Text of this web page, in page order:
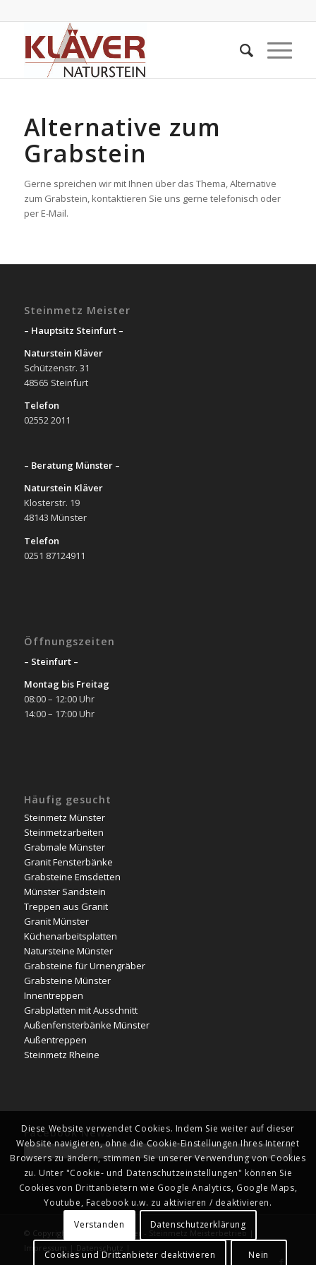
Alternative zum
Grabstein
Gerne spreichen wir mit Ihnen über das Thema, Alternative
zum Grabstein, kontaktieren Sie uns gerne telefonisch oder
per E-Mail.
Steinmetz Meister
– Hauptsitz Steinfurt –
Naturstein Kläver
Schützenstr. 31
48565 Steinfurt
Telefon
02552 2011
– Beratung Münster –
Naturstein Kläver
Klosterstr. 19
48143 Münster
Telefon
0251 87124911
Öffnungszeiten
– Steinfurt –
Montag bis Freitag
08:00 – 12:00 Uhr
14:00 – 17:00 Uhr
Häufig gesucht
Steinmetz Münster
Steinmetzarbeiten
Grabmale Münster
Granit Fensterbänke
Grabsteine Emsdetten
Münster Sandstein
Treppen aus Granit
Granit Münster
Küchenarbeitsplatten
Natursteine Münster
Grabsteine für Urnengräber
Grabsteine Münster
Innentreppen
Grabplatten mit Ausschnitt
Außenfensterbänke Münster
Außentreppen
Steinmetz Rheine
Facebook News
© Copyright - Naturstein Kläver - Steinmetz Meisterbetrieb |
Impressum | Datenschutz |
Diese Website verwendet Cookies. Indem Sie weiter auf dieser
Website navigieren, ohne die Cookie-Einstellungen Ihres Internet
Browsers zu ändern, stimmen Sie unserer Verwendung von Cookies
zu. Unter "Cookie- und Datenschutzeinstellungen" können Sie
Cookies von Drittanbietern wie Google Analytics, Google Maps,
Youtube, Facebook u.w. zu aktivieren / deaktivieren.
Verstanden
Datenschutzerklärung
Cookies und Drittanbieter deaktivieren Nein